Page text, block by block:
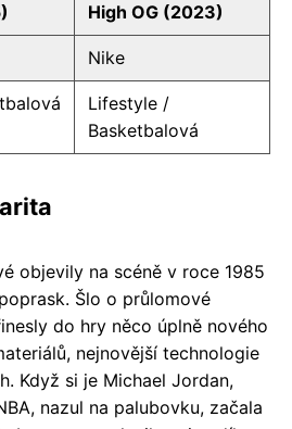
High OG (2023)
Nike
Lifestyle /
Basketbalová
objevily na scéně v roce 1985
Šlo o průlomové
do hry něco úplně nového
nejnovější technologie
Když si je Michael Jordan,
nazul na palubovku, začala